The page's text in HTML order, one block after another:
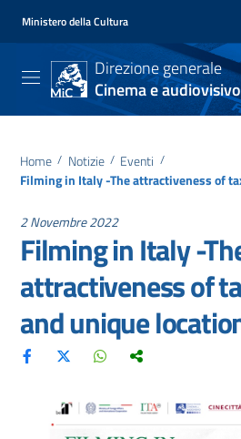
Ministero della Cultura
Direzione generale
Cinema e audiovisivo
Home / Notizie / Eventi /
2 Novembre 2022
Filming in Italy -
attractiveness of
and unique